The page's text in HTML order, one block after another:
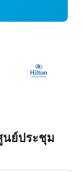
นย์ประชุม